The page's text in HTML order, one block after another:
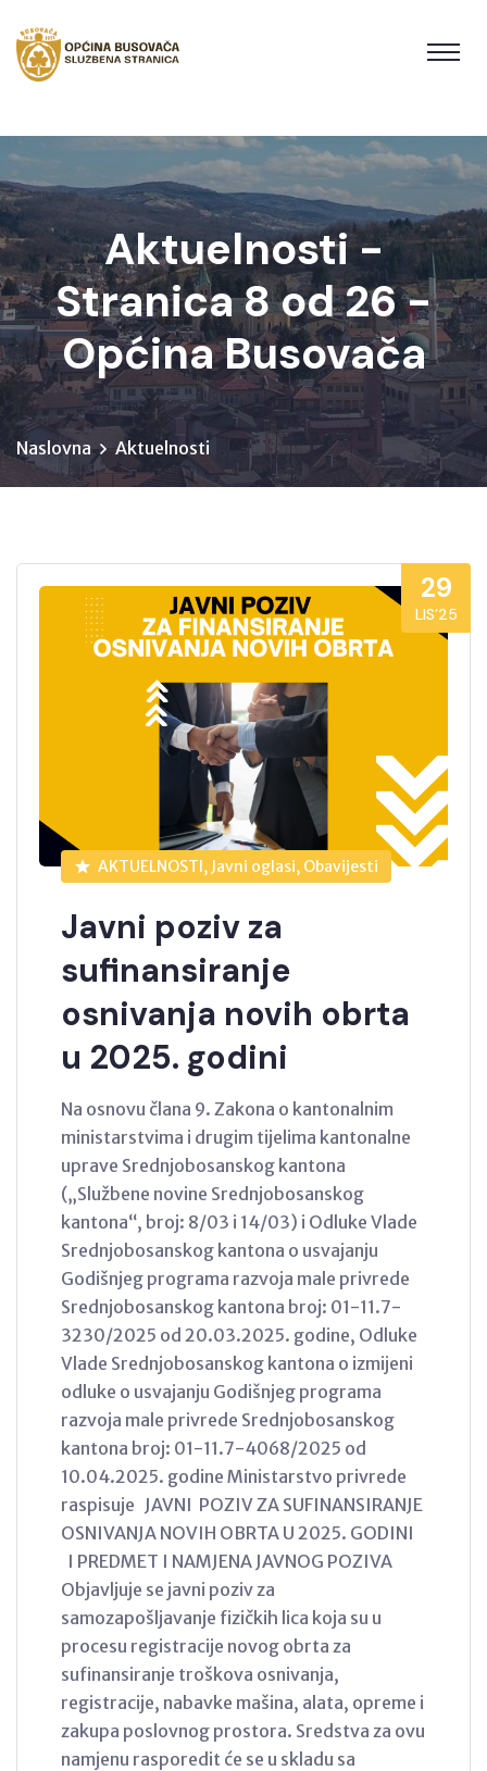
Aktuelnosti -
Stranica 8 od 26 -
Općina Busovača
Naslovna Aktuelnosti
29
LIS’25
AKTUELNOSTI, Javni oglasi, Obavijesti
Javni poziv za
sufinansiranje
osnivanja novih obrta
u 2025. godini
Na osnovu člana 9. Zakona o kantonalnim
ministarstvima i drugim tijelima kantonalne
uprave Srednjobosanskog kantona
(„Službene novine Srednjobosanskog
kantona“, broj: 8/03 i 14/03) i Odluke Vlade
Srednjobosanskog kantona o usvajanju
Godišnjeg programa razvoja male privrede
Srednjobosanskog kantona broj: 01-11.7-
3230/2025 od 20.03.2025. godine, Odluke
Vlade Srednjobosanskog kantona o izmijeni
odluke o usvajanju Godišnjeg programa
razvoja male privrede Srednjobosanskog
kantona broj: 01-11.7-4068/2025 od
10.04.2025. godine Ministarstvo privrede
raspisuje JAVNI POZIV ZA SUFINANSIRANJE
OSNIVANJA NOVIH OBRTA U 2025. GODINI
I PREDMET I NAMJENA JAVNOG POZIVA
Objavljuje se javni poziv za
samozapošljavanje fizičkih lica koja su u
procesu registracije novog obrta za
sufinansiranje troškova osnivanja,
registracije, nabavke mašina, alata, opreme i
zakupa poslovnog prostora. Sredstva za ovu
namjenu rasporedit će se u skladu sa